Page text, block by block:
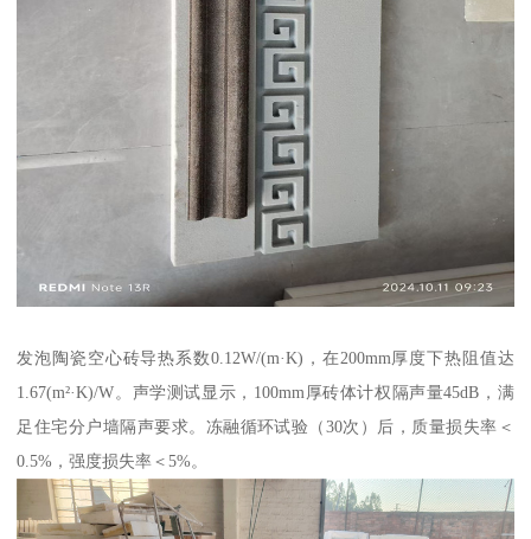
发泡陶瓷空心砖导热系数0.12W/(m·K)，在200mm厚度下热阻值达
1.67(m²·K)/W。声学测试显示，100mm厚砖体计权隔声量45dB，满
足住宅分户墙隔声要求。冻融循环试验（30次）后，质量损失率＜
0.5%，强度损失率＜5%。